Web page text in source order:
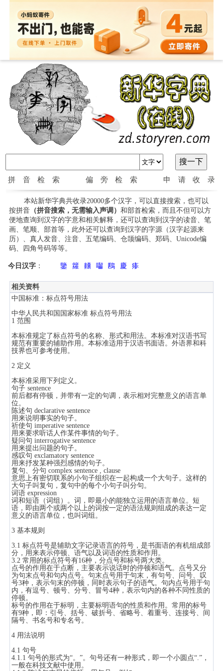
拼音检索 偏旁检索 申请收录
本站新华字典共收录20000多个汉字，可以直接搜索，也可以
按拼音（拼音搜索，无需输入声调） 和部首检索，而且不但可以方
便地查询到汉字的字意和相关解释，还可以查询到汉字的读音、笔
画、笔顺、部首等，此外还可以查询到汉字的字源（汉字起源来
历）、真人发音、注音、五笔编码、仓颉编码、郑码、Unicode编
码、四角号码等等。
今日汉字 ： 鑒 籮 齉 囓 鴄 慶 瘆
相关资料
中国标准：标点符号用法
中华人民共和国国家标准 标点符号用法
1 范围
本标准规定了标点符号的名称、形式和用法。本标准对汉语书写
规范有重要的辅助作用。本标准适用于汉语书面语。外语界和科
技界也可参考使用。
2 定义
本标准采用下列定义。
句子 sentence
前后都有停顿，并带有一定的句调，表示相对完整意义的语言单
位。
陈述句 declarative sentence
用来说明事实的句子。
祈使句 imperative sentence
用来要求听话人作某件事情的句子。
疑问句 interrogative sentence
用来提出问题的句子。
感叹句 exclamatory sentence
用来抒发某种强烈感情的句子。
复句、分句 complex sentence , clause
意思上有密切联系的小句子组织在一起构成一个大句子。这样的
大句子叫复句，复句中的每个小句子叫分句。
词语 expression
词和短语（词组）。词，即最小的能独立运用的语言单位。短
语，即由两个或两个以上的词按一定的语法规则组成的表达一定
意义的语言单位，也叫词组。
3 基本规则
3.1 标点符号是辅助文字记录语言的符号，是书面语的有机组成部
分，用来表示停顿、语气以及词语的性质和作用。
3.2 常用的标点符号有16种，分点号和标号两大类。
点号的作用在于点断，主要表示说话时的停顿和语气。点号又分
为句末点号和句内点号。句末点号用于句末，有句号、问号、叹
号3种，表示句末的停顿，同时表示句子的语气。句内点号用于句
内，有逗号、顿号、分号、冒号4种，表示句内的各种不同性质的
停顿。
标号的作用在于标明，主要标明语句的性质和作用。常用的标号
有9种，即：引号、括号、破折号、省略号、着重号、连接号、间
隔号、书名号和专名号。
4 用法说明
4.1 句号
4.1.1 句号的形式为“。”。句号还有一种形式，即一个小圆点“.”，
一般在科技文献中使用。